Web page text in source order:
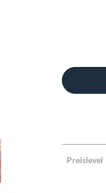
Highlights:
Preislevel